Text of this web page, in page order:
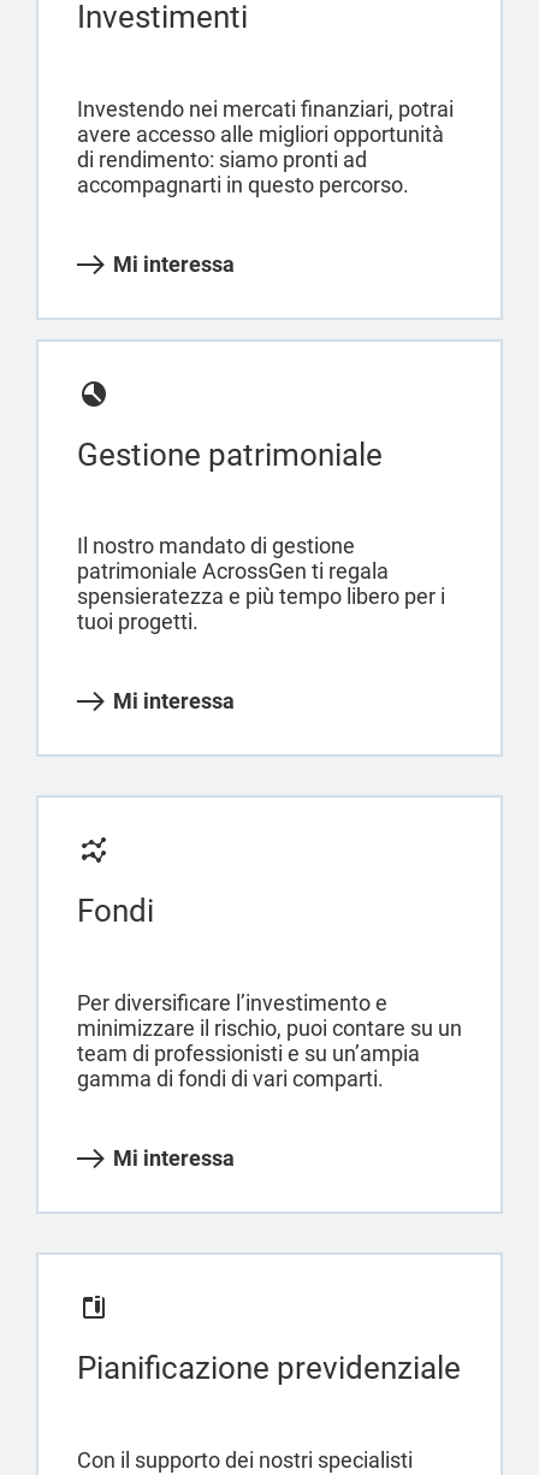
Investimenti
Investendo nei mercati finanziari, potrai
avere accesso alle migliori opportunità
di rendimento: siamo pronti ad
accompagnarti in questo percorso.
Mi interessa
Gestione patrimoniale
Il nostro mandato di gestione
patrimoniale AcrossGen ti regala
spensieratezza e più tempo libero per i
tuoi progetti.
Mi interessa
Fondi
Per diversificare l’investimento e
minimizzare il rischio, puoi contare su un
team di professionisti e su un’ampia
gamma di fondi di vari comparti.
Mi interessa
Pianificazione previdenziale
Con il supporto dei nostri specialisti